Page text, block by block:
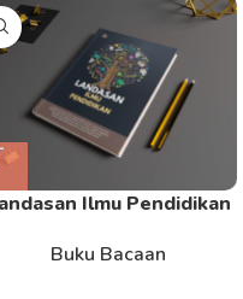
Ilmu Pendidikan
Buku Bacaan